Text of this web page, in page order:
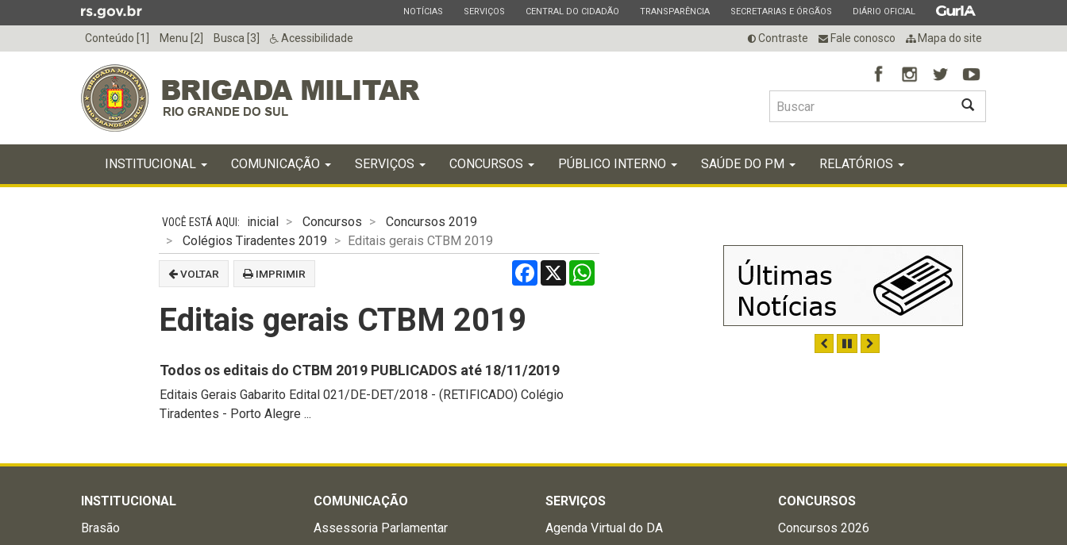
para
menu
ESTADO
NOTÍCIAS ESTADO
SERVIÇOS ESTADO
CENTRAL DO CIDADÃO ESTADO
TRANSPARÊNCIA ESTADO
SECRETARIAS E ÓRGÃOS ESTADO
DIÁRIO OFICIAL ESTADO
Conteúdo [1] Menu [2] Busca [3] Acessibilidade Contraste Fale conosco Mapa do site
BUSCAR
do
menu
INICIAL
INSTITUCIONAL COMUNICAÇÃO SERVIÇOS CONCURSOS PÚBLICO INTERNO SAÚDE DO PM RELATÓRIOS
inicial Concursos
Concursos 2019
Colégios Tiradentes 2019
Editais gerais CTBM 2019
VOLTAR IMPRIMIR Facebook
X WhatsApp
Editais gerais CTBM 2019
Todos os editais do CTBM 2019 PUBLICADOS até 18/11/2019
Editais Gerais Gabarito Edital 021/DE-DET/2018 - (RETIFICADO) Colégio
Tiradentes - Porto Alegre ...
ANTERIOR
PAUSAR
INSTITUCIONAL
Brasão
COMUNICAÇÃO
Assessoria Parlamentar
SERVIÇOS
Agenda Virtual do DA
CONCURSOS
Concursos 2026